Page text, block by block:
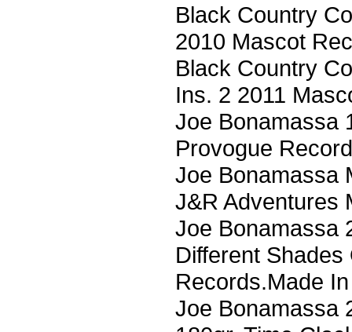
Black Country
2010 Mascot
Black Country
Ins. 2 2011
Joe Bonamassa
Provogue
Joe Bonamassa
J&R Adventures
Joe Bonamassa
Different
Records.Made
Joe Bonamassa